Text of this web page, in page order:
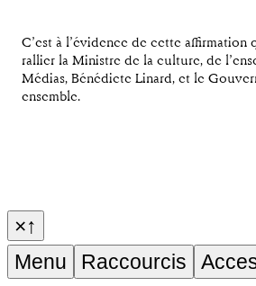
C’est à l’évidence de cette affirmation
rallier la Ministre de la culture, de
Médias, Bénédicte Linard, et le
ensemble.
×↑
Menu
Raccourcis